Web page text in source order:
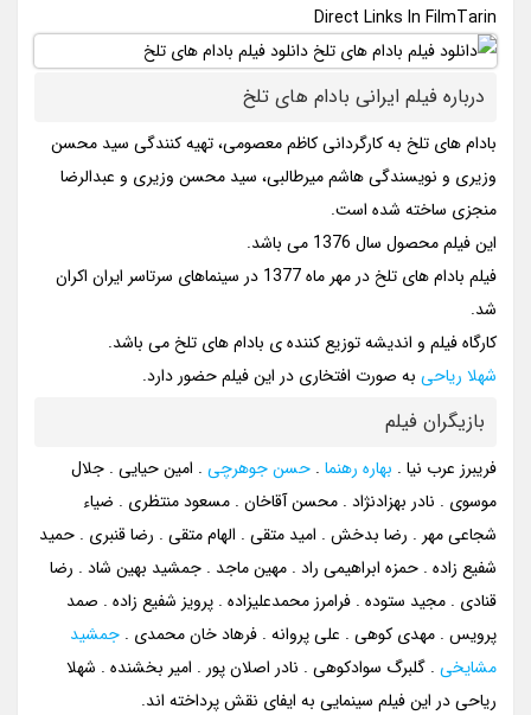
Direct Links In FilmTarin
درباره فیلم ایرانی بادام های تلخ
بادام های تلخ به کارگردانی کاظم معصومی، تهیه کنندگی سید محسن
وزیری و نویسندگی هاشم میرطالبی، سید محسن وزیری و عبدالرضا
منجزی ساخته شده است.
این فیلم محصول سال 1376 می باشد.
فیلم بادام های تلخ در مهر ماه 1377 در سینماهای سرتاسر ایران اکران
شد.
کارگاه فیلم و اندیشه توزیع کننده ی بادام های تلخ می باشد.
شهلا ریاحی به صورت افتخاری در این فیلم حضور دارد.
بازیگران فیلم
فریبرز عرب نیا . بهاره رهنما .حسن جوهرچی . امین حیایی . جلال
موسوی . نادر بهزادنژاد . محسن آقاخان . مسعود منتظری . ضیاء
شجاعی مهر . رضا بدخش . امید متقی . الهام متقی . رضا قنبری . حمید
شفیع زاده . حمزه ابراهیمی راد . مهین ماجد . جمشید بهین شاد . رضا
قنادی . مجید ستوده . فرامرز محمدعلیزاده . پرویز شفیع زاده . صمد
پرویس . مهدی کوهی . علی پروانه . فرهاد خان محمدی .جمشید
مشایخی . گلبرگ سوادکوهی . نادر اصلان پور . امیر بخشنده . شهلا
ریاحی در این فیلم سینمایی به ایفای نقش پرداخته اند.